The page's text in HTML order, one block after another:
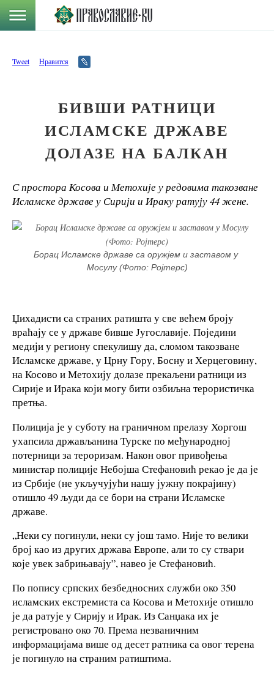
Tweet Нравится
БИВШИ РАТНИЦИ
ИСЛАМСКЕ ДРЖАВЕ
ДОЛАЗЕ НА БАЛКАН
С простора Косова и Метохије у редовима такозване
Исламске државе у Сирији и Ираку ратују 44 жене.
Борац Исламске државе са оружјем и заставом у
Мосулу (Фото: Ројтерс)
Џихадисти са страних ратишта у све већем броју
враћају се у државе бивше Југославије. Поједини
медији у региону спекулишу да, сломом такозване
Исламске државе, у Црну Гору, Босну и Херцеговину,
на Косово и Метохију долазе прекаљени ратници из
Сирије и Ирака који могу бити озбиљна терористичка
претња.
Полиција је у суботу на граничном прелазу Хоргош
ухапсила држављанина Турске по међународној
потерници за тероризам. Након овог привођења
министар полиције Небојша Стефановић рекао је да је
из Србије (не укључујући нашу јужну покрајину)
отишло 49 људи да се бори на страни Исламске
државе.
„Неки су погинули, неки су још тамо. Није то велики
број као из других држава Европе, али то су ствари
које увек забрињавају”, навео је Стефановић.
По попису српских безбедносних служби око 350
исламских екстремиста са Косова и Метохије отишло
је да ратује у Сирију и Ирак. Из Санџака их је
регистровано око 70. Према незваничним
информацијама више од десет ратника са овог терена
је погинуло на страним ратиштима.